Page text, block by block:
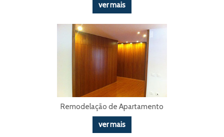
ver mais
Remodelação de Apartamento
ver mais